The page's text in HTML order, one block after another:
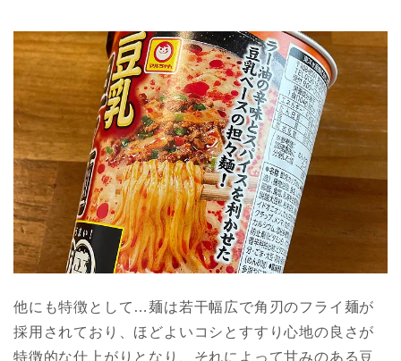
他にも特徴として…麺は若干幅広で角刃のフライ麺が
採用されており、ほどよいコシとすすり心地の良さが
特徴的な仕上がりとなり、それによって甘みのある豆